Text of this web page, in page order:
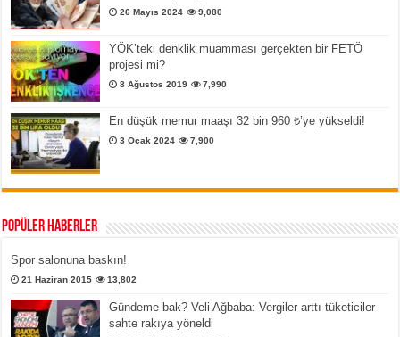
26 Mayıs 2024 9,080
YÖK’teki denklik muamması gerçekten bir FETÖ
projesi mi?
8 Ağustos 2019 7,990
En düşük memur maaşı 32 bin 960 ₺’ye yükseldi!
3 Ocak 2024 7,900
Popüler Haberler
Spor salonuna baskın!
21 Haziran 2015 13,802
Gündeme bak? Veli Ağbaba: Vergiler arttı tüketiciler
sahte rakıya yöneldi